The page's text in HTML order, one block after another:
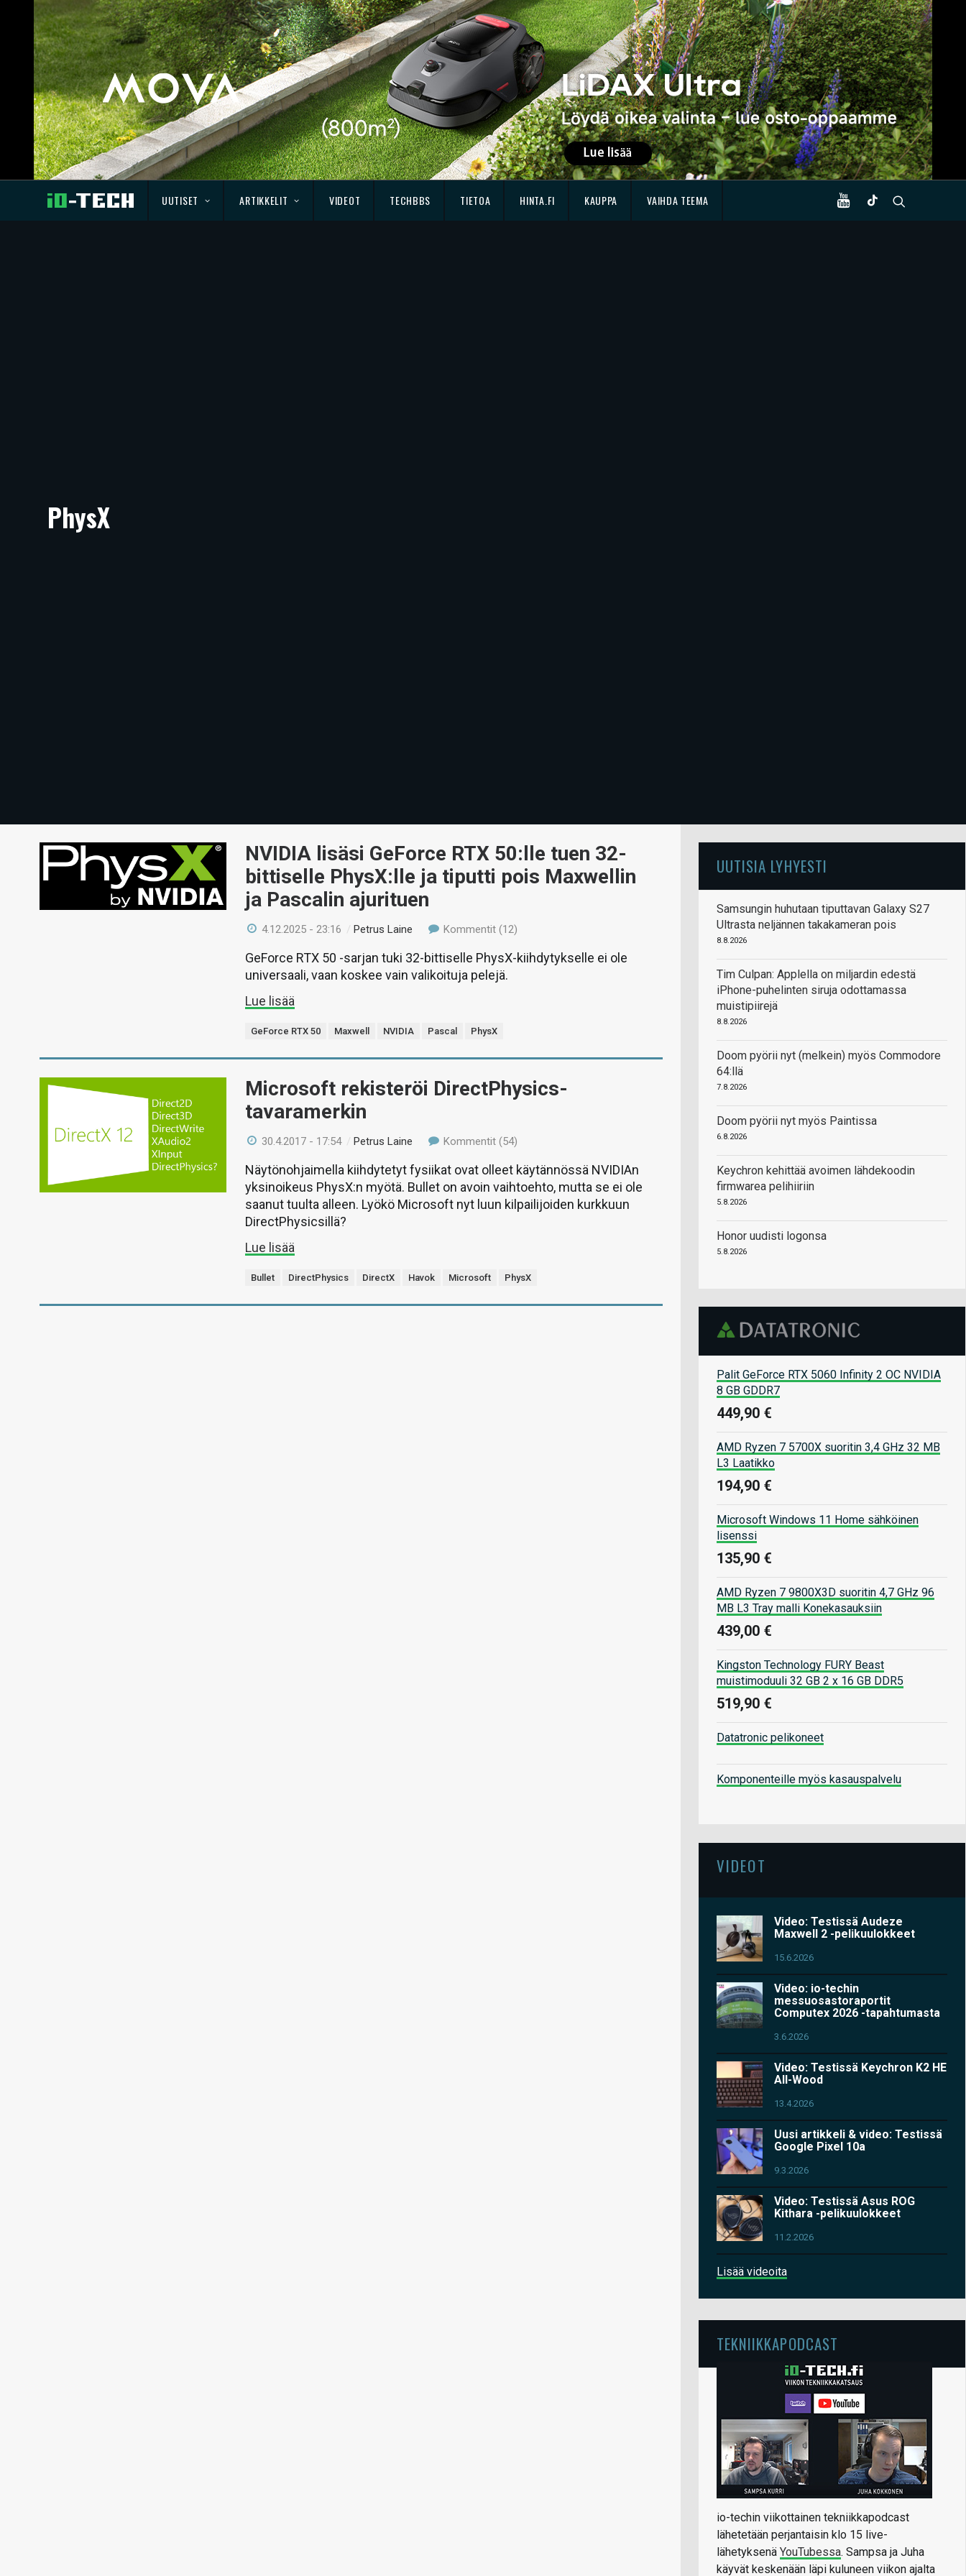
UUTISET ARTIKKELIT VIDEOT TECHBBS TIETOA HINTA.FI KAUPPA VAIHDA TEEMA
PhysX
NVIDIA lisäsi GeForce RTX 50:lle tuen 32-
bittiselle PhysX:lle ja tiputti pois Maxwellin
ja Pascalin ajurituen
4.12.2025 - 23:16 /Petrus Laine Kommentit (12)
GeForce RTX 50 -sarjan tuki 32-bittiselle PhysX-kiihdytykselle ei ole
universaali, vaan koskee vain valikoituja pelejä.
Lue lisää
GeForce RTX 50 Maxwell NVIDIA Pascal PhysX
Microsoft rekisteröi DirectPhysics-
tavaramerkin
30.4.2017 - 17:54 /Petrus Laine Kommentit (54)
Näytönohjaimella kiihdytetyt fysiikat ovat olleet käytännössä NVIDIAn
yksinoikeus PhysX:n myötä. Bullet on avoin vaihtoehto, mutta se ei ole
saanut tuulta alleen. Lyökö Microsoft nyt luun kilpailijoiden kurkkuun
DirectPhysicsillä?
Lue lisää
Bullet DirectPhysics DirectX Havok Microsoft PhysX
UUTISIA LYHYESTI
Samsungin huhutaan tiputtavan Galaxy S27
Ultrasta neljännen takakameran pois
8.8.2026
Tim Culpan: Applella on miljardin edestä
iPhone-puhelinten siruja odottamassa
muistipiirejä
8.8.2026
Doom pyörii nyt (melkein) myös Commodore
64:llä
7.8.2026
Doom pyörii nyt myös Paintissa
6.8.2026
Keychron kehittää avoimen lähdekoodin
firmwarea pelihiiriin
5.8.2026
Honor uudisti logonsa
5.8.2026
Palit GeForce RTX 5060 Infinity 2 OC NVIDIA
8 GB GDDR7
449,90 €
AMD Ryzen 7 5700X suoritin 3,4 GHz 32 MB
L3 Laatikko
194,90 €
Microsoft Windows 11 Home sähköinen
lisenssi
135,90 €
AMD Ryzen 7 9800X3D suoritin 4,7 GHz 96
MB L3 Tray malli Konekasauksiin
439,00 €
Kingston Technology FURY Beast
muistimoduuli 32 GB 2 x 16 GB DDR5
519,90 €
Datatronic pelikoneet
Komponenteille myös kasauspalvelu
VIDEOT
Video: Testissä Audeze
Maxwell 2 -pelikuulokkeet
15.6.2026
Video: io-techin
messuosastoraportit
Computex 2026 -tapahtumasta
3.6.2026
Video: Testissä Keychron K2 HE
All-Wood
13.4.2026
Uusi artikkeli & video: Testissä
Google Pixel 10a
9.3.2026
Video: Testissä Asus ROG
Kithara -pelikuulokkeet
11.2.2026
Lisää videoita
TEKNIIKKAPODCAST
io-techin viikottainen tekniikkapodcast
lähetetään perjantaisin klo 15 live-
lähetyksenä YouTubessa. Sampsa ja Juha
käyvät keskenään läpi kuluneen viikon ajalta